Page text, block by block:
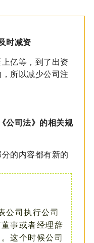
时减资
亿等，到了出资
所以减少公司注
公司法》的相关规
的内容都有新的
公司执行公司
事或者经理辞
这个时候公司